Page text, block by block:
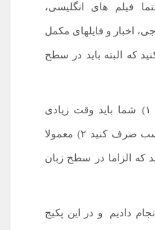
فیلم های انگلیسی،
اخبار و فایلهای مکمل
که البته باید در سطح
ولی مشکل اینجاست که ۱) شما باید وقت زیادی
برای جستجوی منابع مناسب صرف کنید ۲) معمولا
که الزاما در سطح زبان
دادیم و در این پکیج